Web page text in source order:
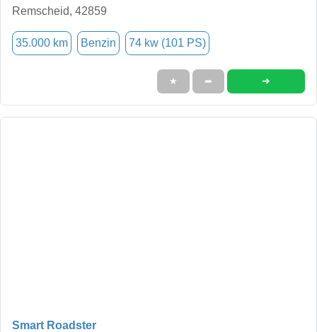
Remscheid, 42859
35.000 km Benzin 74 kw (101 PS)
★ ➦ ➜
Smart Roadster